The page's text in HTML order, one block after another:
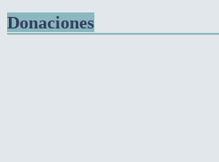
Donaciones